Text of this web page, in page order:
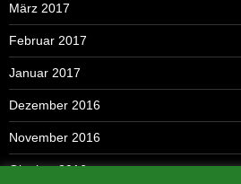
März 2017
Februar 2017
Januar 2017
Dezember 2016
November 2016
Oktober 2016